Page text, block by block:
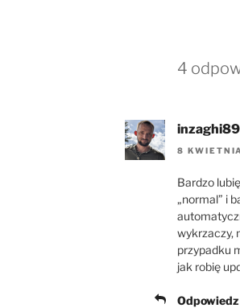
4
inzaghi89
8
Bardzo
„normal” i
wykrzaczy,
przypadku
jak robię
Odpowiedz